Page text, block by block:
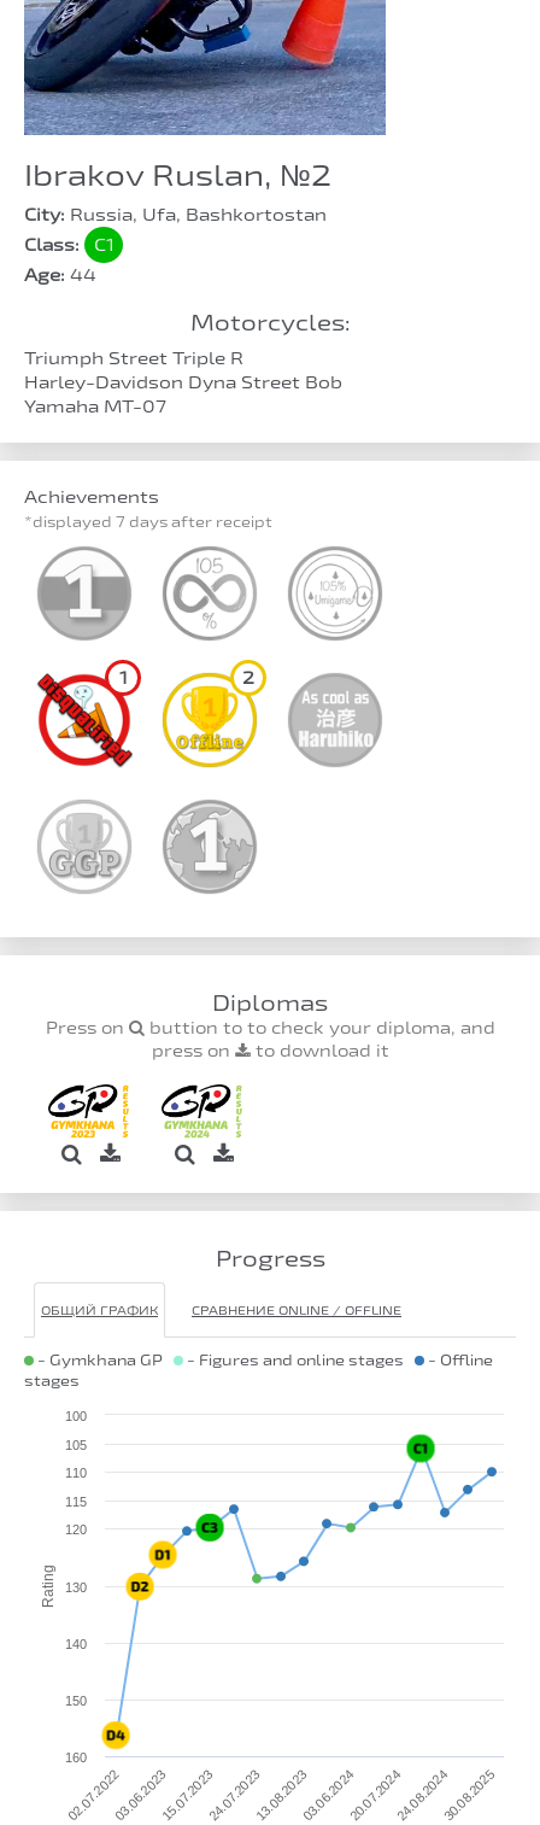
Ibrakov Ruslan, №2
City: Russia, Ufa, Bashkortostan
Class:
C1
Age: 44
Motorcycles:
Triumph Street Triple R
Harley-Davidson Dyna Street Bob
Yamaha MT-07
Achievements
*displayed 7 days after receipt
1 2
Diplomas
Press on
buttion to to check your diploma, and
press on
to download it
Progress
ОБЩИЙ ГРАФИК СРАВНЕНИЕ ONLINE / OFFLINE
- Gymkhana GP - Figures and online stages
- Offline
stages
Rating
02.07.202203.06.202315.07.202324.07.202313.08.202303.06.202420.07.202424.08.202430.08.2025
100
105
110
115
120
130
140
150
160